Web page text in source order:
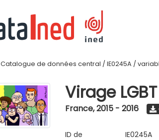
Catalogue de données central / IE0245A /
Virage
France,2015 - 2016
ID de
IE0245A